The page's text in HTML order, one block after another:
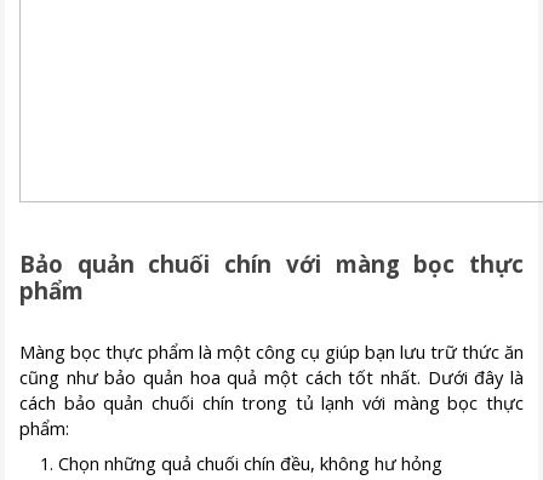
Bảo quản chuối chín với màng bọc thực
phẩm
Màng bọc thực phẩm là một công cụ giúp bạn lưu trữ thức ăn
cũng như bảo quản hoa quả một cách tốt nhất. Dưới đây là
cách bảo quản chuối chín trong tủ lạnh với màng bọc thực
phẩm:
Chọn những quả chuối chín đều, không hư hỏng